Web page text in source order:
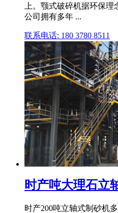
上。颚式破碎机据环保
公司拥有多年 ...
联系电话: 180 3780 8511
时产吨大理石立
时产200吨立轴式制砂机